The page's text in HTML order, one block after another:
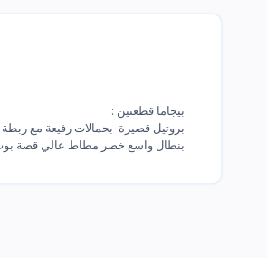
بيجاما قطعتين :
بروتيل قصيرة بحمالات رفيعة مع
بنطال واسع خصر مطاط عالي قصة